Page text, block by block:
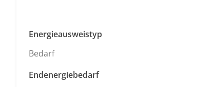
Energieausweistyp
Bedarf
Endenergiebedarf